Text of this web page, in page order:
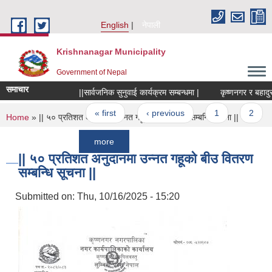
English
नेपाली
Krishnanagar Municipality
Government of Nepal
समाचार ||सार्वजनिक सुनुवाई कार्यक्रम सम्बन्धमा | कृष्णनगर र बहादुरगंज
Pages
« first ‹ previous 1 2
more
You are here
Home » || ५० प्रतिशत अनुदानमा उन्नत गहूको बीउ वितरण सम्बन्धि सूचना ||
|| ५० प्रतिशत अनुदानमा उन्नत गहूको बीउ वितरण
सम्बन्धि सूचना ||
Submitted on: Thu, 10/16/2025 - 15:20